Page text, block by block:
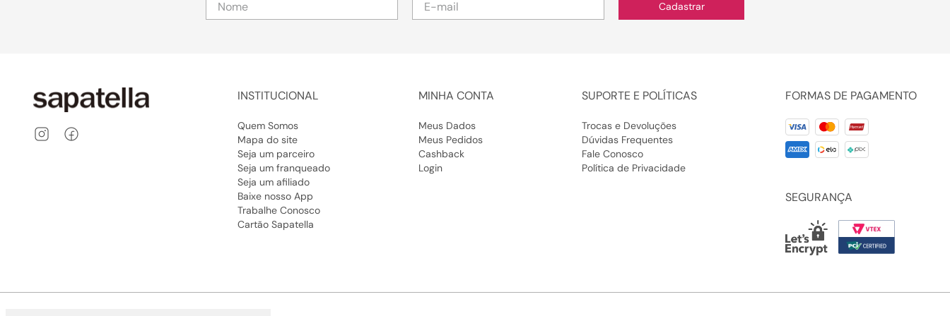
Cadastrar
INSTITUCIONAL
Quem Somos
Mapa do site
Seja um parceiro
Seja um franqueado
Seja um afiliado
Baixe nosso App
Trabalhe Conosco
Cartão Sapatella
MINHA CONTA
Meus Dados
Meus Pedidos
Cashback
Login
SUPORTE E POLÍTICAS
Trocas e Devoluções
Dúvidas Frequentes
Fale Conosco
Política de Privacidade
FORMAS DE PAGAMENTO
SEGURANÇA